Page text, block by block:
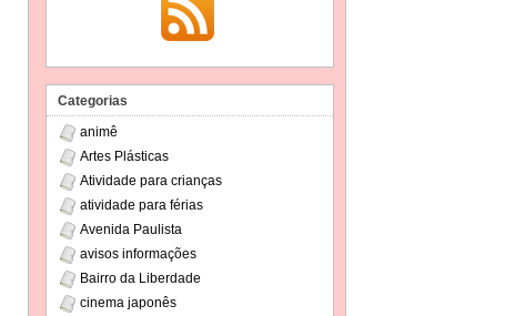
Categorias
animê
Artes Plásticas
Atividade para crianças
atividade para férias
Avenida Paulista
avisos informações
Bairro da Liberdade
cinema japonês